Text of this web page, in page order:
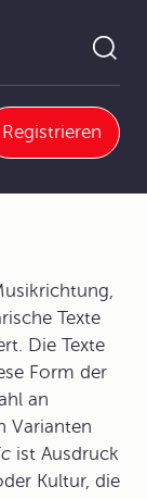
Registrieren
Folk Music
Texte
Die Texte
Form der
an
Varianten
ist Ausdruck
Kultur, die